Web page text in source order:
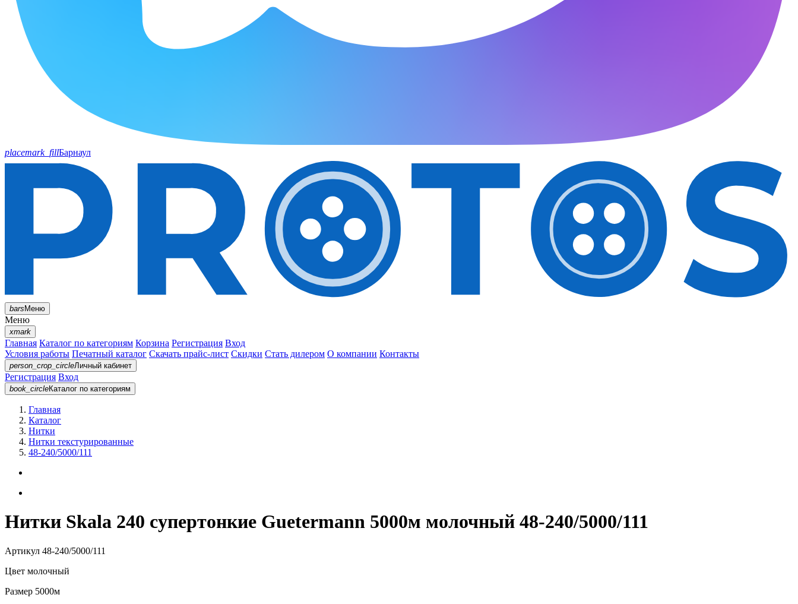
placemark_fillБарнаул
barsМеню
Меню
xmark
Главная Каталог по категориям Корзина Регистрация Вход
Условия работы Печатный каталог Скачать прайс-лист Скидки Стать дилером О компании Контакты
person_crop_circleЛичный кабинет
Регистрация Вход
book_circleКаталог по категориям
Главная
Каталог
Нитки
Нитки текстурированные
48-240/5000/111
Нитки Skala 240 супертонкие Guetermann 5000м молочный 48-240/5000/111
Артикул 48-240/5000/111
Цвет молочный
Размер 5000м